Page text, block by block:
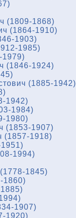
(1809-1868)
(1864-1910)
1903)
1985)
1979)
(1846-1924)
(1885-1942)
1942)
1984)
1980)
(1853-1907)
(1857-1918)
1994)
1845)
1860)
1907)
1920)